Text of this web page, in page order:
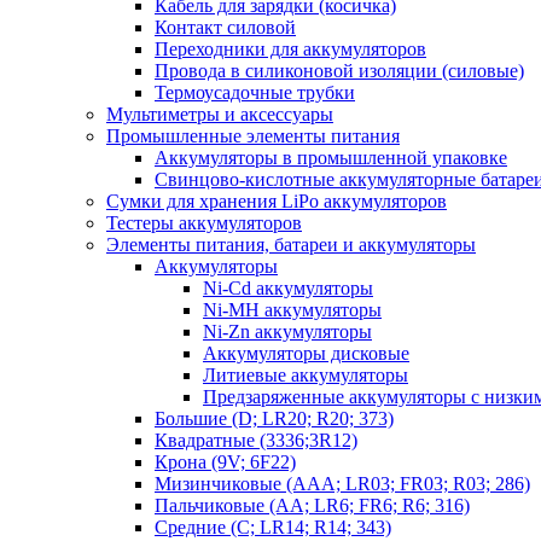
Кабель для зарядки (косичка)
Контакт силовой
Переходники для аккумуляторов
Провода в силиконовой изоляции (силовые)
Термоусадочные трубки
Мультиметры и аксессуары
Промышленные элементы питания
Аккумуляторы в промышленной упаковке
Свинцово-кислотные аккумуляторные
Сумки для хранения LiPo аккумуляторов
Тестеры аккумуляторов
Элементы питания, батареи и аккумуляторы
Аккумуляторы
Ni-Cd аккумуляторы
Ni-MH аккумуляторы
Ni-Zn аккумуляторы
Аккумуляторы дисковые
Литиевые аккумуляторы
Предзаряженные аккумуляторы с
Большие (D; LR20; R20; 373)
Квадратные (3336;3R12)
Крона (9V; 6F22)
Мизинчиковые (AAA; LR03; FR03; R03; 286)
Пальчиковые (AA; LR6; FR6; R6; 316)
Средние (C; LR14; R14; 343)